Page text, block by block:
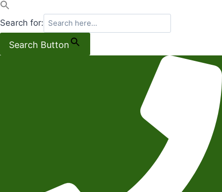
Search for:
Search Button